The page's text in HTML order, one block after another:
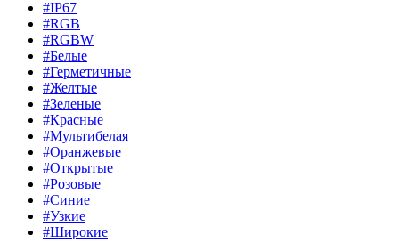
#IP67
#RGB
#RGBW
#Белые
#Герметичные
#Желтые
#Зеленые
#Красные
#Мультибелая
#Оранжевые
#Открытые
#Розовые
#Синие
#Узкие
#Широкие